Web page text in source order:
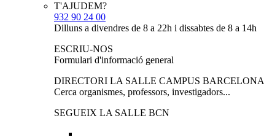
T'AJUDEM?
932 90 24 00
Dilluns a divendres de 8 a 22h i dissabtes de 8 a 14h
ESCRIU-NOS
Formulari d'informació general
DIRECTORI LA SALLE CAMPUS BARCELONA
Cerca organismes, professors, investigadors...
SEGUEIX LA SALLE BCN